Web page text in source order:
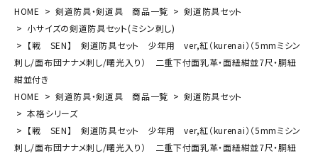
HOME
剣道防具・剣道具 商品一覧
剣道防具セット
小サイズの剣道防具セット(ミシン刺し)
【戦 SEN】 剣道防具セット 少年用 ver,紅（kurenai）（5mmミシン
刺し/面布団ナナメ刺し/曙光入り） 二重下付面乳革・面紐紺並7尺・胴紐
紺並付き
HOME
剣道防具・剣道具 商品一覧
剣道防具セット
本格シリーズ
【戦 SEN】 剣道防具セット 少年用 ver,紅（kurenai）（5mmミシン
刺し/面布団ナナメ刺し/曙光入り） 二重下付面乳革・面紐紺並7尺・胴紐